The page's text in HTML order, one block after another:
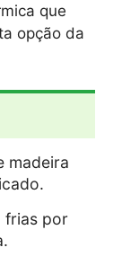
que
opção da
madeira
frias por